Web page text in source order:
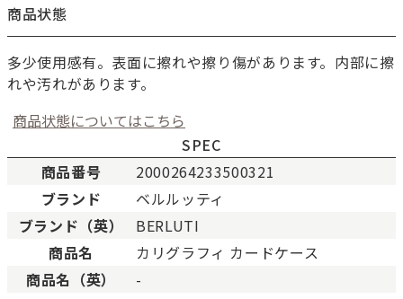
商品状態
多少使用感有。表面に擦れや擦り傷があります。内部に擦
れや汚れがあります。
商品状態についてはこちら
未使用
SAランク未使用同様品。数回使用し
SPEC
商品番号
2000264233500321
ブランド
ベルルッティ
ブランド（英）
BERLUTI
商品名
カリグラフィ カードケース
商品名（英）
-